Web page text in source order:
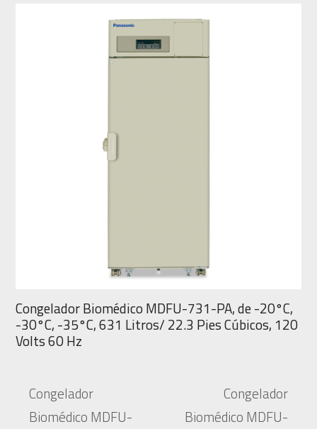
Congelador Biomédico MDFU-731-PA, de -20°C,
-30°C, -35°C, 631 Litros/ 22.3 Pies Cúbicos, 120
Volts 60 Hz
Congelador
Biomédico MDFU-
Congelador
Biomédico MDFU-